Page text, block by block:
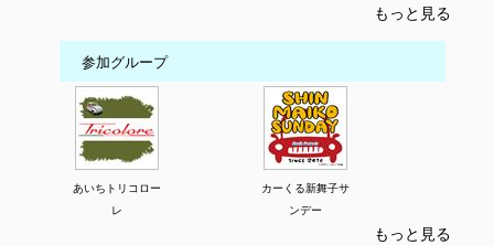
もっと見る
参加グループ
あいちトリコロー
レ
カーくる新舞子サ
ンデー
もっと見る